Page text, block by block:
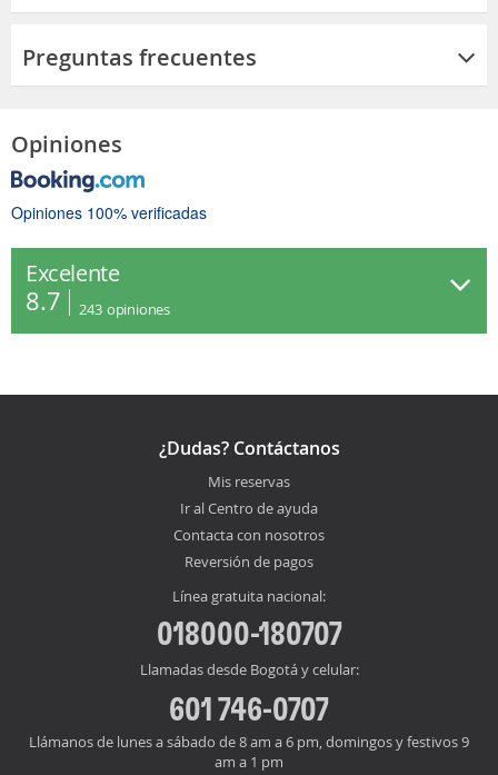
Preguntas frecuentes
Opiniones
Opiniones 100% verificadas
Excelente
8.7 243 opiniones
¿Dudas? Contáctanos
Mis reservas
Ir al Centro de ayuda
Contacta con nosotros
Reversión de pagos
Línea gratuita nacional:
018000-180707
Llamadas desde Bogotá y celular:
601 746-0707
Llámanos de lunes a sábado de 8 am a 6 pm, domingos y festivos 9
am a 1 pm